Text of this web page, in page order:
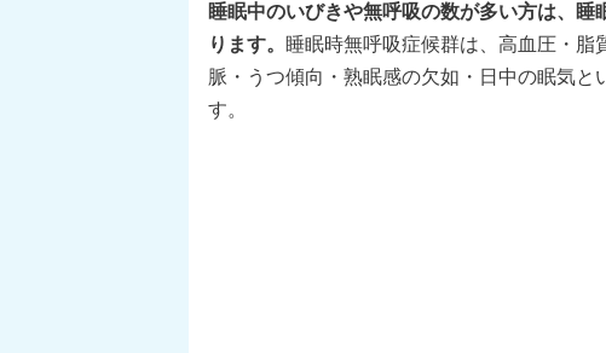
睡眠中のいびきや無呼吸の数が多い方は、
ります。
睡眠時無呼吸症候群は、高血圧・
脈・うつ傾向・熟眠感の欠如・日中の眠気
す。